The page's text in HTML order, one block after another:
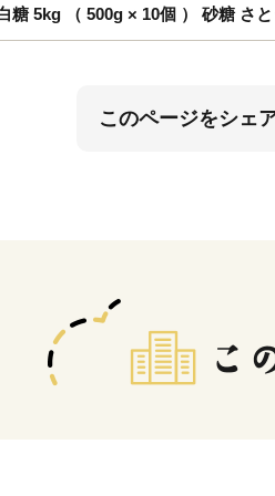
糖 5kg （ 500g × 10個 ） 砂糖 さ
このページをシェ